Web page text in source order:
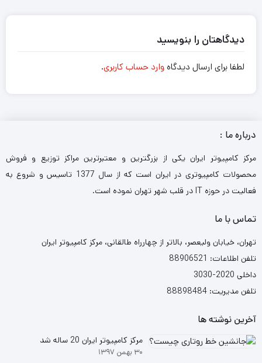
دیدگاهتان را بنویسید
لطفا برای ارسال دیدگاهوارد حساب کاربری.
درباره ما :
مرکز کامپیوتر ایران یکی از بزرگترین و معتبرترین مراکز توزیع و فروش
محصولات کامپیوتری در ایران است که از سال 1377 تاسیس و شروع به
فعالیت در حوزه IT در قلب شهر تهران نموده است.
تماس با ما
تهران، خیابان ولیعصر، بالاتر از چهارراه طالقانی، مرکز کامپیوتر ایران
تلفن اطلاعات: 88906521
داخلی 2020-3030
تلفن مدیریت: 88898484
آخرین نوشته ها
مرکز کامپیوتر ایران 20 ساله شد
۳۰ بهمن ۱۳۹۷